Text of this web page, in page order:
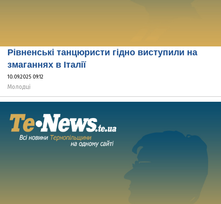
Рівненські танцюристи гідно виступили на
змаганнях в Італії
10.09.2025 09:12
Молодці